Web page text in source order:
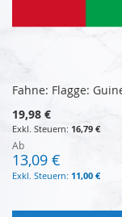
Fahne: Flagge:
19,98 €
16,79 €
Ab
13,09 €
11,00 €